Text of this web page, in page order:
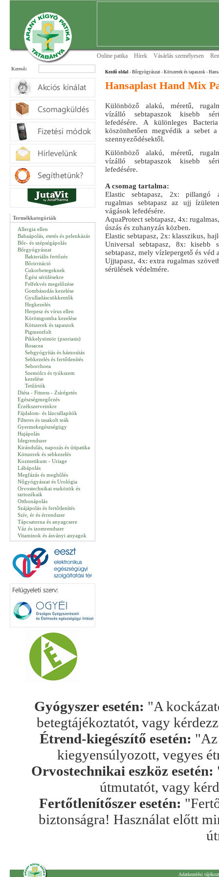
Online patika Hírek Vásárlás személyesen
Keresõ:
Termékkategóriák
Allergia ellen
Babaápolás, etetés és pelenkázás
Bőr- és szépségápolás
Bőrgyógyászat
Bakteriális fertőzés
Bőrirritáció
Cukorbetegeknek
Égési sérülésekre
Felfekvés megelőzése
Gombásodás kezelése
Gyulladáscsökkentők
Hegkezelés
Herpesz és vírus ellen
Körömgomba kezelése
Kötszerek és tapaszok
Pigmentfolt
Pikkelysömör (psoriasis)
Rosacea
Sebgyógyítás és hámosítás
Sebkezelés és fertőtlenítés
Seborrhoea
Szemölcs és tyúkszem
kezelése
Tetűírtók
Diéta - Fitness - Zsírégetés
Egészségmegőrzés
Érzékszerveinkre
Fájdalom- és lázcsillapítók
Filteres és tasakolt teák
Gyermekegészségügy
Hajápolás
Idegrendszer
Kirándulás, napozás és útipatika
Kötszerek és sebkezelés
Kozmetikum - Uriage
Lábápolás
Megfázás és meghűlés
Nőgyógyászat és Urológia
Orvostechnikai eszközök és
tartozékaik
Otthonápolás
Szájápolás és fertőtlenítés
Szív, ér és érrendszer
Tápcsatorna és anyagcsere
Váz és izomrendszer
Vitaminok és ásványi anyagok
Kezdõ oldal - Bőrgyógyászat - Kötszerek és tapaszok -
Hansaplast Hand Mix
Különböző alakú, méretű,
vízálló sebtapaszok kisebb
lefedésére. A különleges
köszönhetően megvédik a sebet
szennyeződésektől.
Különböző alakú, méretű,
vízálló sebtapaszok kisebb
lefedésére.
A csomag tartalma:
Elastic sebtapasz, 2x: pillangó
rugalmas sebtapasz az ujj
vágások lefedésére.
AquaProtect sebtapasz, 4x:
úszás és zuhanyzás közben.
Elastic sebtapasz, 2x: klasszikus,
Universal sebtapasz, 8x: kisebb
sebtapasz, mely vízlepergető és véd
Ujjtapasz, 4x: extra rugalmas
sérülések védelmére.
Gyógyszer esetén: "A
betegtájékoztatót, vagy
Étrend-kiegészítő esetén: "Az
kiegyensúlyozott, vegyes
Orvostechnikai eszköz esetén:
útmutatót, vagy
Fertőtlenítőszer esetén:
biztonságra! Használat előtt
Adatkezelési